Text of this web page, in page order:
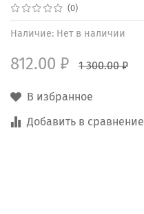
(0)
Наличие: Нет в наличии
812.00 ₽ 1 300.00 ₽
В избранное
Добавить в сравнение